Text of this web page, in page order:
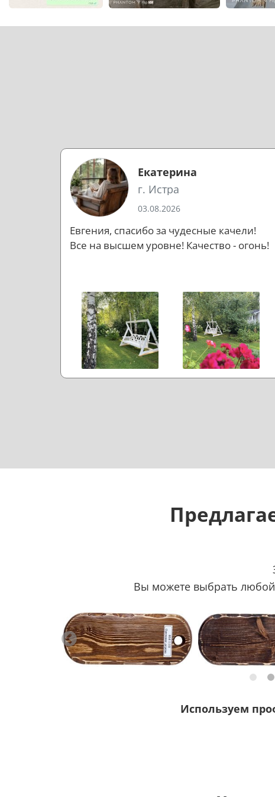
Екатерина
г. Истра
03.08.2026
Евгения, спасибо за чудесные качели!
Все на высшем уровне! Качество - огонь!
Вы можете выбрать любой
Используем